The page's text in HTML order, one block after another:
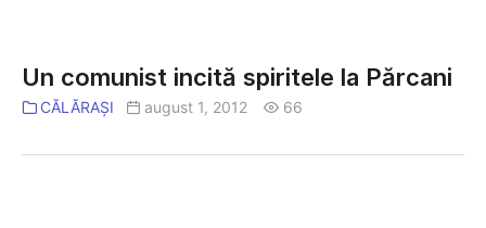
comunist
incită
la
Un comunist incită spiritele la Părcani
CĂLĂRAȘI august 1, 2012 66